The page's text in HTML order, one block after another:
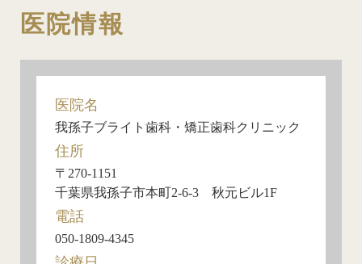
医院情報
医院名
我孫子ブライト歯科・矯正歯科クリニック
住所
〒270-1151
千葉県我孫子市本町2-6-3 秋元ビル1F
電話
050-1809-4345